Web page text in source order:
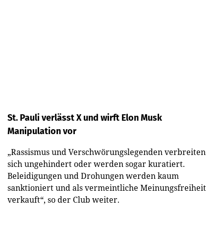
St. Pauli verlässt X und wirft Elon Musk
Manipulation vor
„Rassismus und Verschwörungslegenden verbreiten
sich ungehindert oder werden sogar kuratiert.
Beleidigungen und Drohungen werden kaum
sanktioniert und als vermeintliche Meinungsfreiheit
verkauft“, so der Club weiter.